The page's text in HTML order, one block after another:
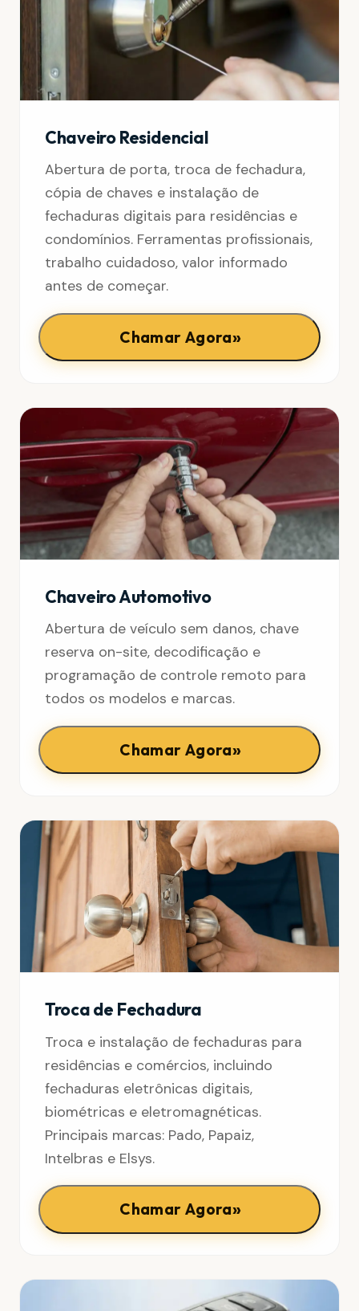
Chaveiro Residencial
Abertura de porta, troca de fechadura,
cópia de chaves e instalação de
fechaduras digitais para residências e
condomínios. Ferramentas profissionais,
trabalho cuidadoso, valor informado
antes de começar.
Chamar Agora»
Chaveiro Automotivo
Abertura de veículo sem danos, chave
reserva on-site, decodificação e
programação de controle remoto para
todos os modelos e marcas.
Chamar Agora»
Troca de Fechadura
Troca e instalação de fechaduras para
residências e comércios, incluindo
fechaduras eletrônicas digitais,
biométricas e eletromagnéticas.
Principais marcas: Pado, Papaiz,
Intelbras e Elsys.
Chamar Agora»